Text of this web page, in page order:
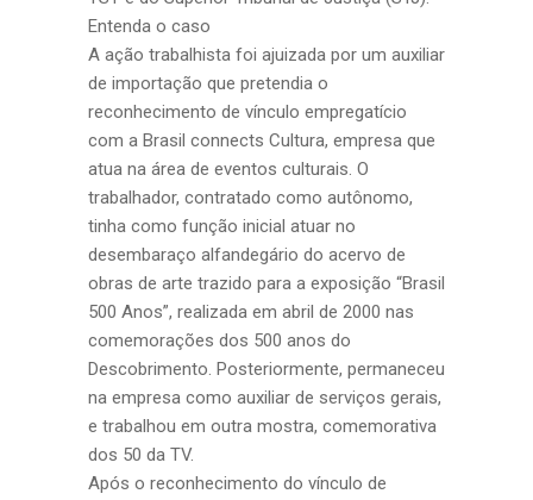
Entenda o caso
A ação trabalhista foi ajuizada por um auxiliar
de importação que pretendia o
reconhecimento de vínculo empregatício
com a Brasil connects Cultura, empresa que
atua na área de eventos culturais. O
trabalhador, contratado como autônomo,
tinha como função inicial atuar no
desembaraço alfandegário do acervo de
obras de arte trazido para a exposição “Brasil
500 Anos”, realizada em abril de 2000 nas
comemorações dos 500 anos do
Descobrimento. Posteriormente, permaneceu
na empresa como auxiliar de serviços gerais,
e trabalhou em outra mostra, comemorativa
dos 50 da TV.
Após o reconhecimento do vínculo de